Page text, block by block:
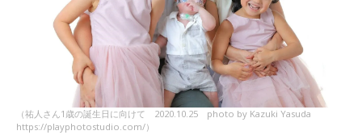
（祐人さん1歳の誕生日に向けて 2020.10.25 photo by Kazuki Yasuda
https://playphotostudio.com/）